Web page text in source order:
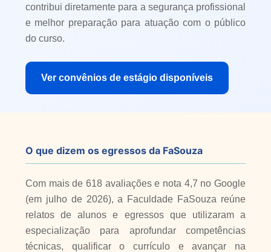
contribui diretamente para a segurança profissional
e melhor preparação para atuação com o público
do curso.
Ver convênios de estágio disponíveis
O que dizem os egressos da FaSouza
Com mais de 618 avaliações e nota 4,7 no Google
(em julho de 2026), a Faculdade FaSouza reúne
relatos de alunos e egressos que utilizaram a
especialização para aprofundar competências
técnicas, qualificar o currículo e avançar na